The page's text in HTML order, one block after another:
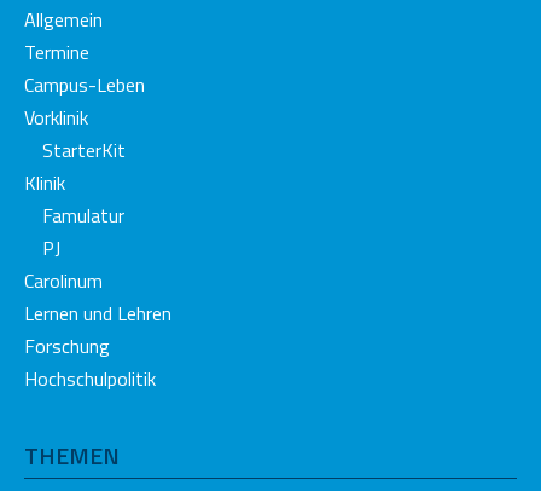
Allgemein
Termine
Campus-Leben
Vorklinik
StarterKit
Klinik
Famulatur
PJ
Carolinum
Lernen und Lehren
Forschung
Hochschulpolitik
THEMEN